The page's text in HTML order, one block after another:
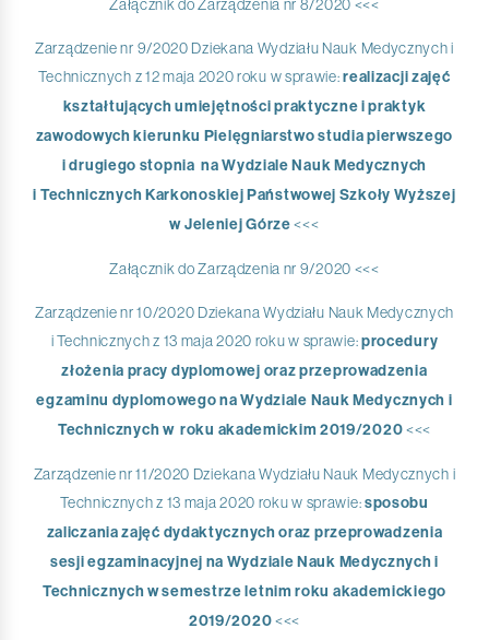
Załącznik do Zarządzenia nr 8/2020 <<<
Zarządzenie nr 9/2020 Dziekana Wydziału Nauk Medycznych i
Technicznych z 12 maja 2020 roku w sprawie:realizacji zajęć
kształtujących umiejętności praktyczne i praktyk
zawodowych kierunku Pielęgniarstwo studia pierwszego
i drugiego stopnia na Wydziale Nauk Medycznych
i Technicznych Karkonoskiej Państwowej Szkoły Wyższej
w Jeleniej Górze<<<
Załącznik do Zarządzenia nr 9/2020 <<<
Zarządzenie nr 10/2020 Dziekana Wydziału Nauk Medycznych
i Technicznych z 13 maja 2020 roku w sprawie:procedury
złożenia pracy dyplomowej oraz przeprowadzenia
egzaminu dyplomowego na Wydziale Nauk Medycznych i
Technicznych w roku akademickim 2019/2020<<<
Zarządzenie nr 11/2020 Dziekana Wydziału Nauk Medycznych i
Technicznych z 13 maja 2020 roku w sprawie:sposobu
zaliczania zajęć dydaktycznych oraz przeprowadzenia
sesji egzaminacyjnej na Wydziale Nauk Medycznych i
Technicznych w semestrze letnim roku akademickiego
2019/2020<<<